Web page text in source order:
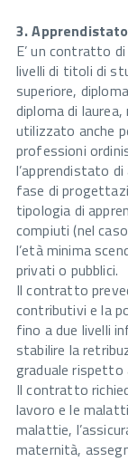
3.
E’ un contratto
livelli di titoli di
superiore,
diploma di
utilizzato anche
professioni
l’apprendistato
fase di
tipologia di
compiuti (nel
l’età minima
privati o pubblici.
Il contratto
contributivi e la
fino a due livelli
stabilire la
graduale rispetto
Il contratto
lavoro e le
malattie,
maternità,